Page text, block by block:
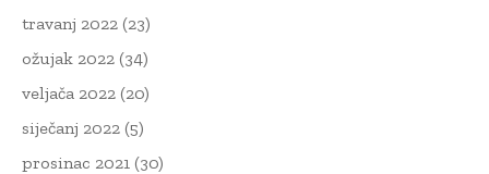
travanj 2022 (23)
ožujak 2022 (34)
veljača 2022 (20)
siječanj 2022 (5)
prosinac 2021 (30)